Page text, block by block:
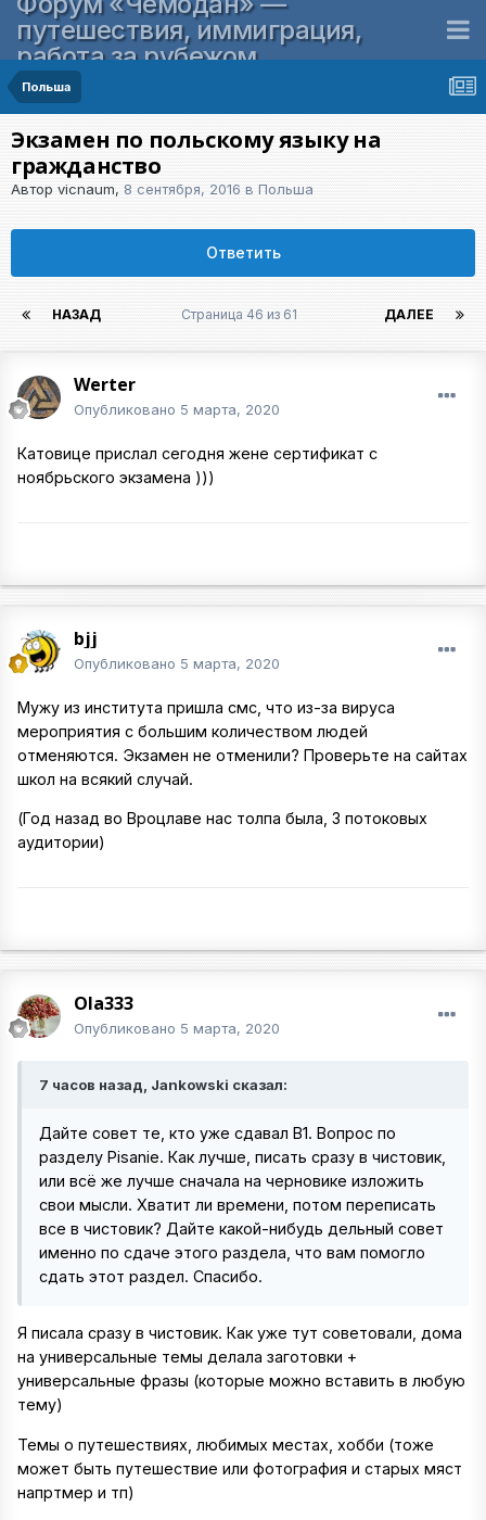
путешествия, иммиграция,
работа за рубежом
Польша
Экзамен по польскому языку на
гражданство
Автор vicnaum, 8 сентября, 2016 в Польша
Ответить
НАЗАД ДАЛЕЕ
Страница 46 из 61
Werter
Опубликовано 5 марта, 2020
Катовице прислал сегодня жене сертификат с
ноябрьского экзамена )))
bjj
Опубликовано 5 марта, 2020
Мужу из института пришла смс, что из-за вируса
мероприятия с большим количеством людей
отменяются. Экзамен не отменили? Проверьте на сайтах
школ на всякий случай.
(Год назад во Вроцлаве нас толпа была, 3 потоковых
аудитории)
Ola333
Опубликовано 5 марта, 2020
7 часов назад, Jankowski сказал:
Дайте совет те, кто уже сдавал В1. Вопрос по
разделу Pisanie. Как лучше, писать сразу в чистовик,
или всё же лучше сначала на черновике изложить
свои мысли. Хватит ли времени, потом переписать
все в чистовик? Дайте какой-нибудь дельный совет
именно по сдаче этого раздела, что вам помогло
сдать этот раздел. Спасибо.
Я писала сразу в чистовик. Как уже тут советовали, дома
на универсальные темы делала заготовки +
универсальные фразы (которые можно вставить в любую
тему)
Темы о путешествиях, любимых местах, хобби (тоже
может быть путешествие или фотография и старых мяст
напртмер и тп)